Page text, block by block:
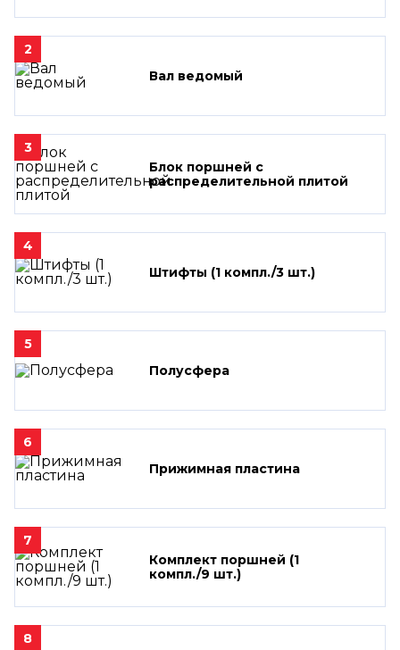
2
Вал ведомый
3
Блок поршней c
распределительной плитой
4
Штифты (1 компл./3 шт.)
5
Полусфера
6
Прижимная пластина
7
Комплект поршней (1
компл./9 шт.)
8